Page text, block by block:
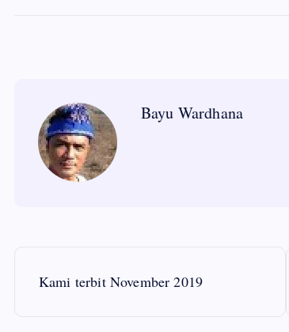
Bayu Wardhana
Kami terbit November 2019